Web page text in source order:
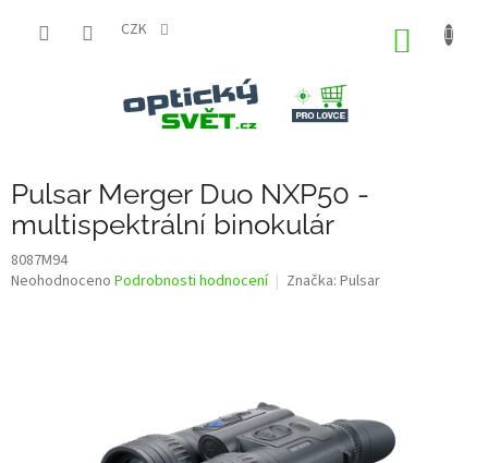
CZK
Pulsar Merger Duo NXP50 -
multispektrální binokulár
8087M94
Průměrné
Neohodnoceno Podrobnosti hodnocení Značka: Pulsar